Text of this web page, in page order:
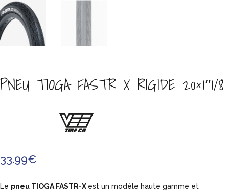
PNEU TIOGA FASTR X RIGIDE 20×1″1/8
33.99€
Le pneu TIOGA FASTR-X est un modèle haute gamme et